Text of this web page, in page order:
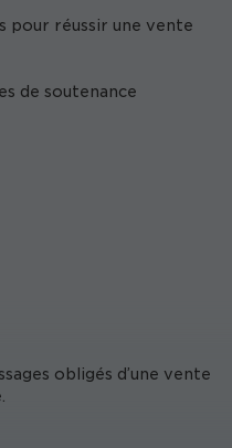
pour réussir une vente
de soutenance
obligés d’une vente